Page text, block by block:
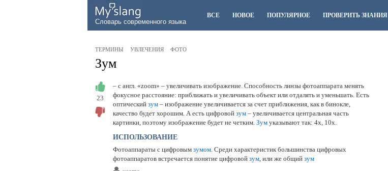
Словарь современного языка
ВСЕ НОВОЕ ПОПУЛЯРНОЕ ПРОВЕРИТЬ ЗНАНИЯ
ТЕРМИНЫ УВЛЕЧЕНИЯ ФОТО
Зум
23
– с англ. «zoom» – увеличивать изображение. Способность линзы фотоаппарата менять
фокусное расстояние: приближать и увеличивать объект или отдалять и уменьшать. Есть
оптический зум – изображение увеличивается за счет приближения, как в бинокле,
качество будет хорошим. А есть цифровой зум – увеличивается центральная часть
картинки, поэтому изображение будет не четким. Зум указывают так: 4х, 10х.
ИСПОЛЬЗОВАНИЕ
Фотоаппараты с цифровым зумом. Среди характеристик большинства цифровых
фотоаппаратов встречается понятие цифровой зум, или же общий зум